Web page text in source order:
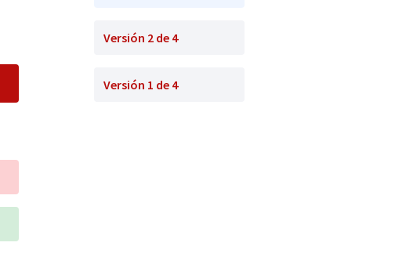
Versión 2 de 4
Versión 1 de 4